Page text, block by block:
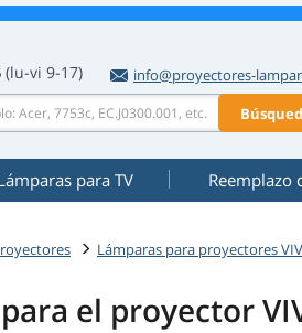
(lu-vi 9-17)
info@proyectores-
para TV Reemplazo
Lámparas para proyectores
el proyector